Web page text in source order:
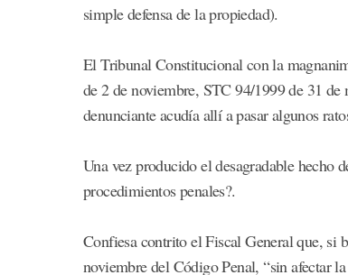
simple defensa de la propiedad).
El Tribunal Constitucional con la
de 2 de noviembre, STC 94/1999 de 31 de
denunciante acudía allí a pasar algunos
Una vez producido el desagradable hecho
procedimientos penales?.
Confiesa contrito el Fiscal General que, si
noviembre del Código Penal, “sin afectar